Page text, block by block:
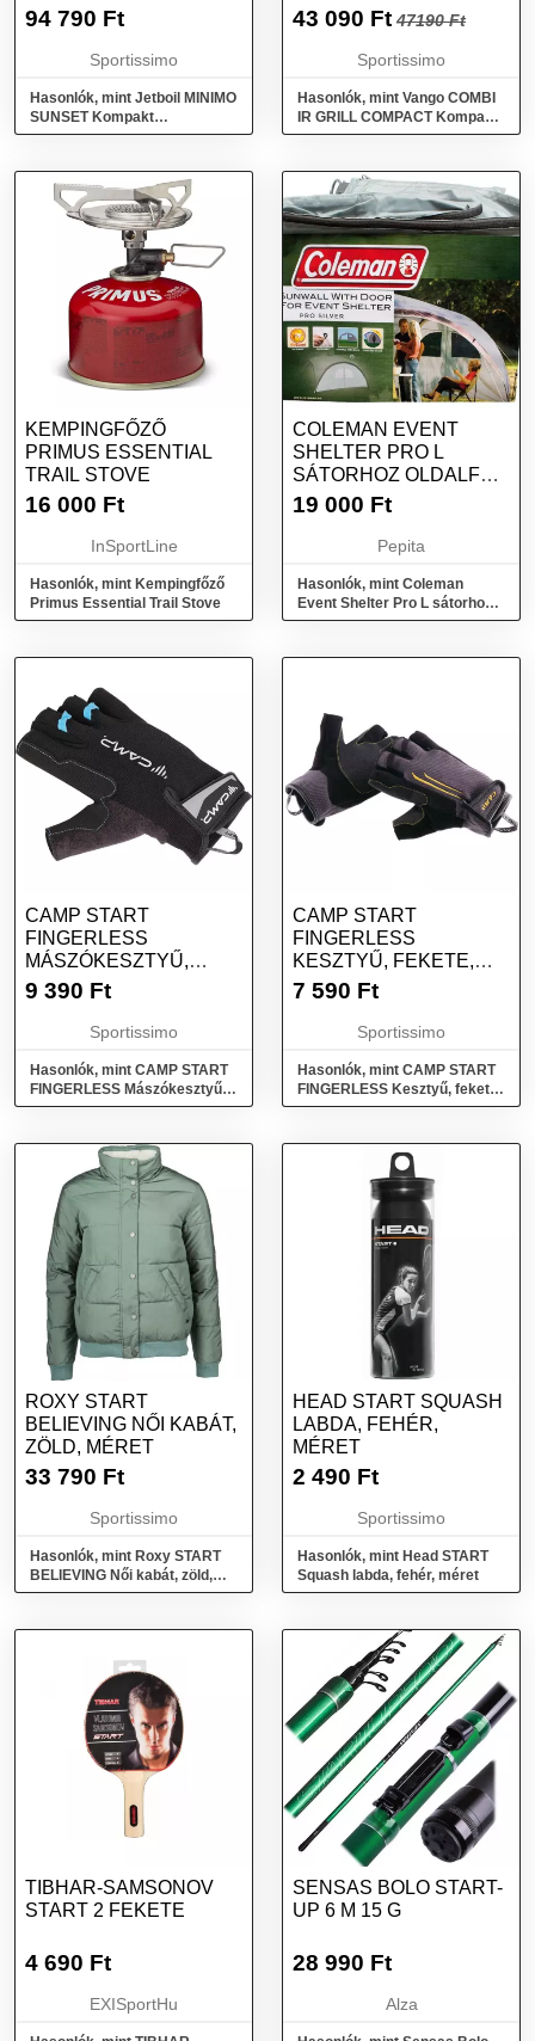
NARANCSSÁRGA,
94 790 Ft
Sportissimo
Hasonlók, mint Jetboil MINIMO
SUNSET Kompakt
kempingfőző, narancssárga,
KEMPINGFŐZŐ, ZÖLD,
43 090 Ft 47190 Ft
Sportissimo
Hasonlók, mint Vango COMBI
IR GRILL COMPACT Kompakt
kempingfőző, zöld, méret
KEMPINGFŐZŐ
PRIMUS ESSENTIAL
TRAIL STOVE
16 000 Ft
InSportLine
Hasonlók, mint Kempingfőző
Primus Essential Trail Stove
COLEMAN EVENT
SHELTER PRO L
SÁTORHOZ OLDALFAL
AJTÓVAL EZÜST
19 000 Ft
Pepita
Hasonlók, mint Coleman
Event Shelter Pro L sátorhoz
oldalfal ajtóval Ezüst
CAMP START
FINGERLESS
MÁSZÓKESZTYŰ,
FEKETE, MÉRET
9 390 Ft
Sportissimo
Hasonlók, mint CAMP START
FINGERLESS Mászókesztyű,
fekete, méret
CAMP START
FINGERLESS
KESZTYŰ, FEKETE,
MÉRET
7 590 Ft
Sportissimo
Hasonlók, mint CAMP START
FINGERLESS Kesztyű, fekete,
méret
ROXY START
BELIEVING NŐI KABÁT,
ZÖLD, MÉRET
33 790 Ft
Sportissimo
Hasonlók, mint Roxy START
BELIEVING Női kabát, zöld,
méret
HEAD START SQUASH
LABDA, FEHÉR,
MÉRET
2 490 Ft
Sportissimo
Hasonlók, mint Head START
Squash labda, fehér, méret
TIBHAR-SAMSONOV
START 2 FEKETE
4 690 Ft
EXISportHu
SENSAS BOLO START-
UP 6 M 15 G
28 990 Ft
Alza